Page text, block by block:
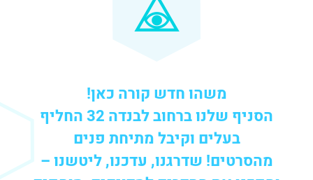
משהו חדש קורה כאן!
הסניף שלנו ברחוב לבנדה 32 החליף
בעלים וקיבל מתיחת פנים
מהסרטים! שדרגנו, עדכנו, ליטשנו –